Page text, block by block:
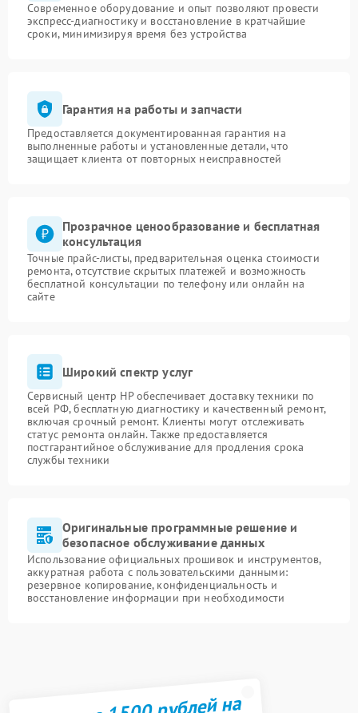
Современное оборудование и опыт позволяют провести
экспресс-диагностику и восстановление в кратчайшие
сроки, минимизируя время без устройства
Гарантия на работы и запчасти
Предоставляется документированная гарантия на
выполненные работы и установленные детали, что
защищает клиента от повторных неисправностей
Прозрачное ценообразование и бесплатная
консультация
Точные прайс-листы, предварительная оценка стоимости
ремонта, отсутствие скрытых платежей и возможность
бесплатной консультации по телефону или онлайн на
сайте
Широкий спектр услуг
Сервисный центр HP обеспечивает доставку техники по
всей РФ, бесплатную диагностику и качественный ремонт,
включая срочный ремонт. Клиенты могут отслеживать
статус ремонта онлайн. Также предоставляется
постгарантийное обслуживание для продления срока
службы техники
Оригинальные программные решение и
безопасное обслуживание данных
Использование официальных прошивок и инструментов,
аккуратная работа с пользовательскими данными:
резервное копирование, конфиденциальность и
восстановление информации при необходимости